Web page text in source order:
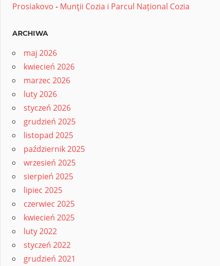
Prosiakovo - Munţii Cozia i Parcul Național Cozia
ARCHIWA
maj 2026
kwiecień 2026
marzec 2026
luty 2026
styczeń 2026
grudzień 2025
listopad 2025
październik 2025
wrzesień 2025
sierpień 2025
lipiec 2025
czerwiec 2025
kwiecień 2025
luty 2022
styczeń 2022
grudzień 2021